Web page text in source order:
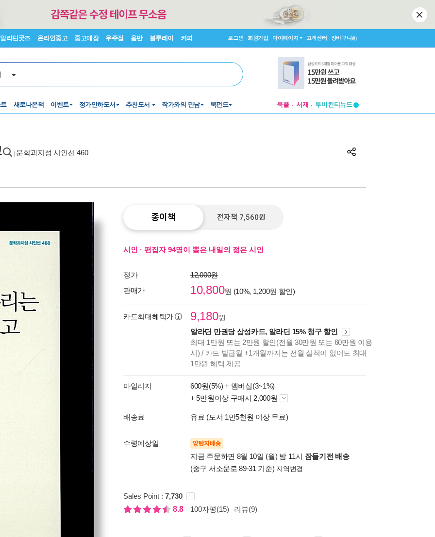
알라딘굿즈 온라인중고 중고매장 우주점 음반 블루레이 커피 로그인 회원가입 마이페이지 고객센터 장바구니(0)
새로나온책 이벤트 정가인하도서 추천도서 작가와의 만남 북펀드 북플 서재
창작플랫폼
문학과지성 시인선 460
종이책 전자책 7,560원
시인 · 편집자 94명이 뽑은 내일의 젊은 시인
정가
12,000원
판매가
10,800원 (10%, 1,200원 할인)
카드최대혜택가 9,180원
알라딘 만권당 삼성카드, 알라딘 15% 청구 할인
최대 1만원 또는 2만원 할인(전월 30만원 또는 60만원 이용
시) / 카드 발급월 +1개월까지는 전월 실적이 없어도 최대
1만원 혜택 제공
마일리지 600원(5%) + 멤버십(3~1%)
+ 5만원이상 구매시 2,000원
배송료 유료 (도서 1만5천원 이상 무료)
수령예상일 양탄자배송
지금 주문하면 8월 10일 (월) 밤 11시 잠들기전 배송
(중구 서소문로 89-31 기준) 지역변경
Sales Point : 7,730
8.8
100자평(15) 리뷰(9)